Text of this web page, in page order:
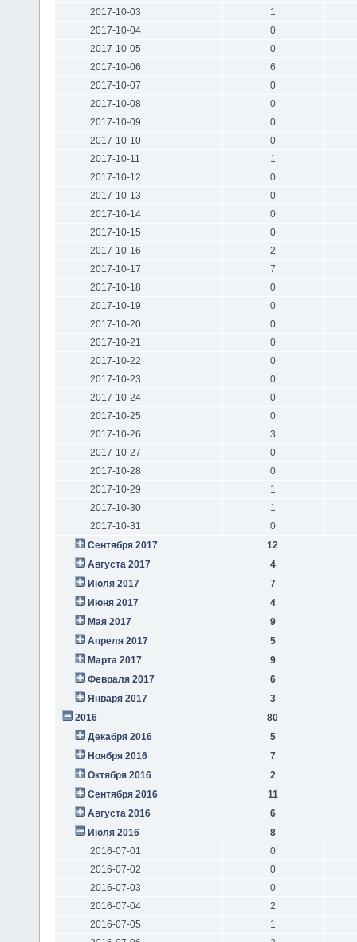
2017-10-03
1
2017-10-04
0
2017-10-05
0
2017-10-06
6
2017-10-07
0
2017-10-08
0
2017-10-09
0
2017-10-10
0
2017-10-11
1
2017-10-12
0
2017-10-13
0
2017-10-14
0
2017-10-15
0
2017-10-16
2
2017-10-17
7
2017-10-18
0
2017-10-19
0
2017-10-20
0
2017-10-21
0
2017-10-22
0
2017-10-23
0
2017-10-24
0
2017-10-25
0
2017-10-26
3
2017-10-27
0
2017-10-28
0
2017-10-29
1
2017-10-30
1
2017-10-31
0
Сентября 2017
12
Августа 2017
4
Июля 2017
7
Июня 2017
4
Мая 2017
9
Апреля 2017
5
Марта 2017
9
Февраля 2017
6
Января 2017
3
2016
80
Декабря 2016
5
Ноября 2016
7
Октября 2016
2
Сентября 2016
11
Августа 2016
6
Июля 2016
8
2016-07-01
0
2016-07-02
0
2016-07-03
0
2016-07-04
2
2016-07-05
1